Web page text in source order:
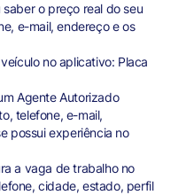
o preço real do seu
e-mail, endereço e os
no aplicativo: Placa
Agente Autorizado
telefone, e-mail,
possui experiência no
a vaga de trabalho no
cidade, estado, perfil